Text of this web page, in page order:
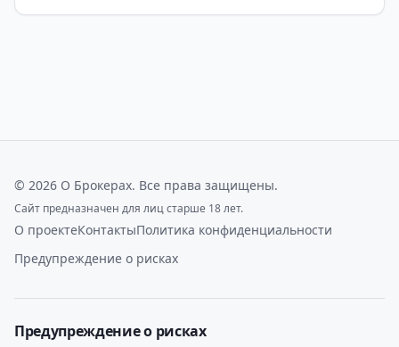
© 2026 О Брокерах. Все права защищены.
Сайт предназначен для лиц старше 18 лет.
О проектеКонтактыПолитика конфиденциальности
Предупреждение о рисках
Предупреждение о рисках